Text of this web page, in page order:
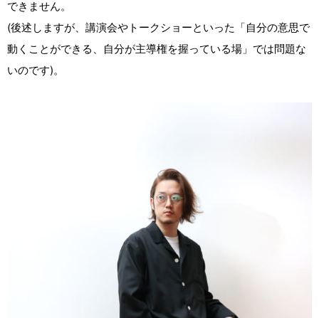
できません。
(後述しますが、講演会やトークショーといった「自分の意思で
動くことができる、自分が主導権を握っている場」では問題な
いのです)。